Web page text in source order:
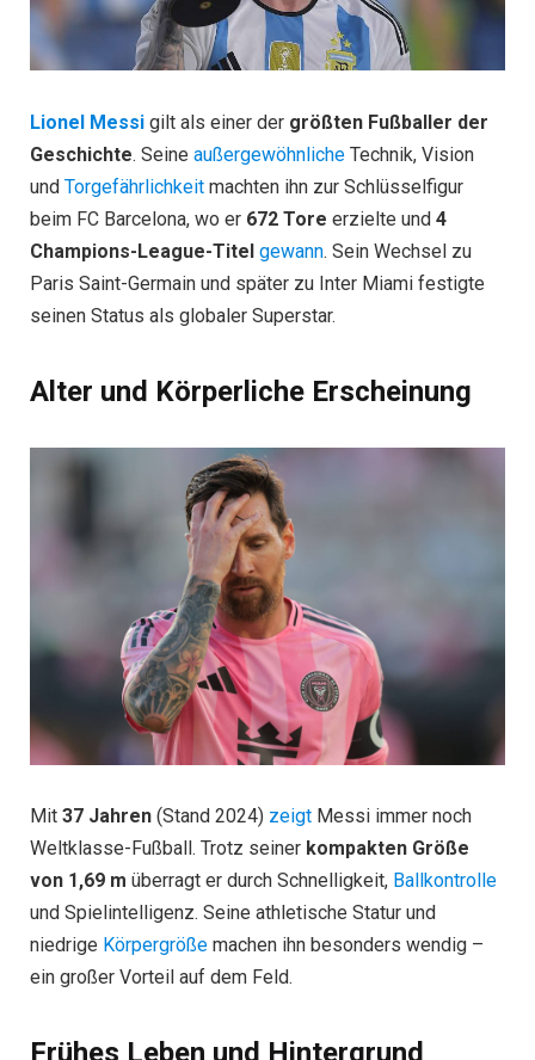
Lionel Messi gilt als einer der größten Fußballer der
Geschichte. Seine außergewöhnliche Technik, Vision
und Torgefährlichkeit machten ihn zur Schlüsselfigur
beim FC Barcelona, wo er 672 Tore erzielte und 4
Champions-League-Titel gewann. Sein Wechsel zu
Paris Saint-Germain und später zu Inter Miami festigte
seinen Status als globaler Superstar.
Alter und Körperliche Erscheinung
Mit 37 Jahren (Stand 2024) zeigt Messi immer noch
Weltklasse-Fußball. Trotz seiner kompakten Größe
von 1,69 m überragt er durch Schnelligkeit, Ballkontrolle
und Spielintelligenz. Seine athletische Statur und
niedrige Körpergröße machen ihn besonders wendig –
ein großer Vorteil auf dem Feld.
Frühes Leben und Hintergrund